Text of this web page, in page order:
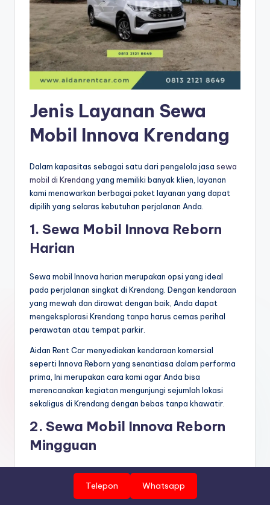
Jenis Layanan Sewa
Mobil Innova Krendang
Dalam kapasitas sebagai satu dari pengelola jasa sewa
mobil di Krendang yang memiliki banyak klien, layanan
kami menawarkan berbagai paket layanan yang dapat
dipilih yang selaras kebutuhan perjalanan Anda.
1. Sewa Mobil Innova Reborn
Harian
Sewa mobil Innova harian merupakan opsi yang ideal
pada perjalanan singkat di Krendang. Dengan kendaraan
yang mewah dan dirawat dengan baik, Anda dapat
mengeksplorasi Krendang tanpa harus cemas perihal
perawatan atau tempat parkir.
Aidan Rent Car menyediakan kendaraan komersial
seperti Innova Reborn yang senantiasa dalam performa
prima, Ini merupakan cara kami agar Anda bisa
merencanakan kegiatan mengunjungi sejumlah lokasi
sekaligus di Krendang dengan bebas tanpa khawatir.
2. Sewa Mobil Innova Reborn
Mingguan
Sewa Mobil Innova mingguan memberikan Anda
fleksibilitas saat melakukan perjalanan yang lebih lama
di Krendang. Opsi ini dapat mengurangi anggaran biaya
Telepon Whatsapp